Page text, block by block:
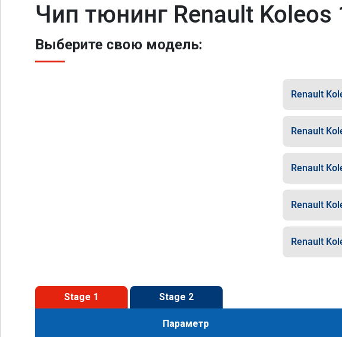
Чип тюнинг Renault Koleos
Выберите свою модель:
Renault
Renault
Renault
Renault
Renault
Stage 1 Stage 2
Параметр